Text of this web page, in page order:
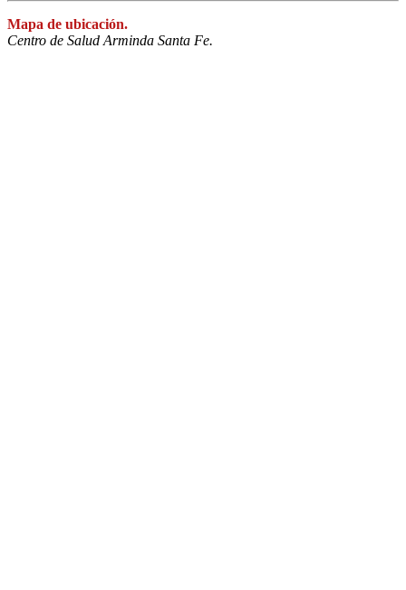
Mapa de ubicación.
Centro de Salud Arminda Santa Fe.